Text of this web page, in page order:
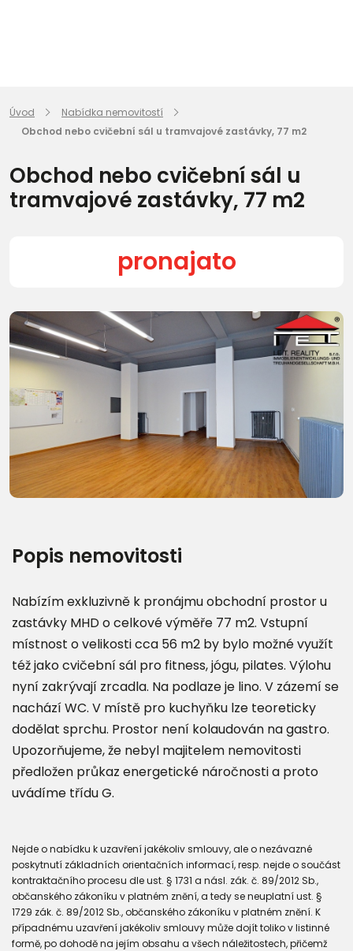
Úvod
Nabídka nemovitostí
Obchod nebo cvičební sál u tramvajové zastávky, 77 m2
Obchod nebo cvičební sál u
tramvajové zastávky, 77 m2
pronajato
Popis nemovitosti
Nabízím exkluzivně k pronájmu obchodní prostor u
zastávky MHD o celkové výměře 77 m2. Vstupní
místnost o velikosti cca 56 m2 by bylo možné využít
též jako cvičební sál pro fitness, jógu, pilates. Výlohu
nyní zakrývají zrcadla. Na podlaze je lino. V zázemí se
nachází WC. V místě pro kuchyňku lze teoreticky
dodělat sprchu. Prostor není kolaudován na gastro.
Upozorňujeme, že nebyl majitelem nemovitosti
předložen průkaz energetické náročnosti a proto
uvádíme třídu G.
Nejde o nabídku k uzavření jakékoliv smlouvy, ale o nezávazné
poskytnutí základních orientačních informací, resp. nejde o součást
kontraktačního procesu dle ust. § 1731 a násl. zák. č. 89/2012 Sb.,
občanského zákoníku v platném znění, a tedy se neuplatní ust. §
1729 zák. č. 89/2012 Sb., občanského zákoníku v platném znění. K
případnému uzavření jakékoliv smlouvy může dojít toliko v listinné
formě, po dohodě na jejím obsahu a všech náležitostech, přičemž